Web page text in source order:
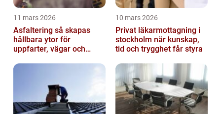
11 mars 2026
Asfaltering så skapas
hållbara ytor för
uppfarter, vägar och
10 mars 2026
Privat läkarmottagning i
stockholm när kunskap,
tid och trygghet får styra